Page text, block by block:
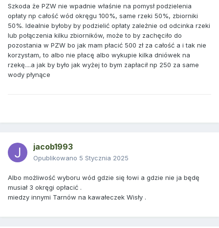
Szkoda że PZW nie wpadnie właśnie na pomysł podzielenia
opłaty np całość wód okręgu 100%, same rzeki 50%, zbiorniki
50%. Idealnie byłoby by podzielić opłaty zależnie od odcinka rzeki
lub połączenia kilku zbiorników, może to by zachęciło do
pozostania w PZW bo jak mam płacić 500 zł za całość a i tak nie
korzystam, to albo nie płacę albo wykupie kilka dniówek na
rzekę....a jak by było jak wyżej to bym zapłacił np 250 za same
wody płynące
jacob1993
Opublikowano 5 Stycznia 2025
Albo możliwość wyboru wód gdzie się łowi a gdzie nie ja będę
musiał 3 okręgi opłacić .
miedzy innymi Tarnów na kawałeczek Wisły .